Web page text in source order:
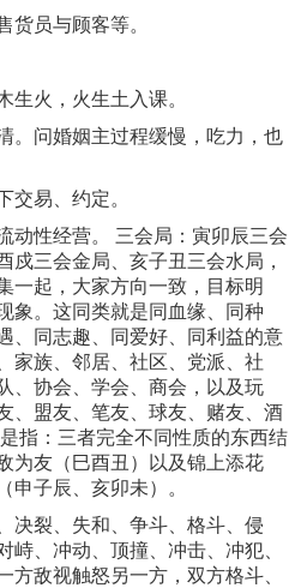
货员与顾客等。
木生火，火生土入课。
。问婚姻主过程缓慢，吃力，也
下交易、约定。
动性经营。 三会局：寅卯辰三会
戍三会金局、亥子丑三会水局，
一起，大家方向一致，目标明
象。这同类就是同血缘、同种
、同志趣、同爱好、同利益的意
家族、邻居、社区、党派、社
、协会、学会、商会，以及玩
、盟友、笔友、球友、赌友、酒
指：三者完全不同性质的东西结
为友（巳酉丑）以及锦上添花
申子辰、亥卯未）。
决裂、失和、争斗、格斗、侵
峙、冲动、顶撞、冲击、冲犯、
方敌视触怒另一方，双方格斗、